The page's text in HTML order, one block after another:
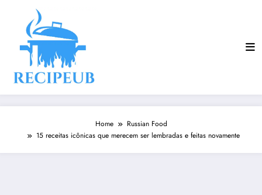
Home
Russian Food
15 receitas icônicas que merecem ser lembradas e feitas novamente